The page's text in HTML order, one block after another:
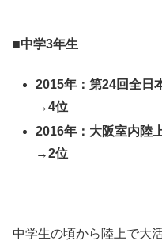
■中学3年生
2015年：第24回全
→4位
2016年：大阪室内
→2位
中学生の頃から陸上で大